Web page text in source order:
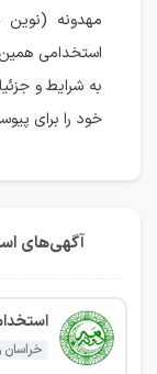
مهدونه
استخدامی
به شرایط و
خود را برای
آگهی‌های